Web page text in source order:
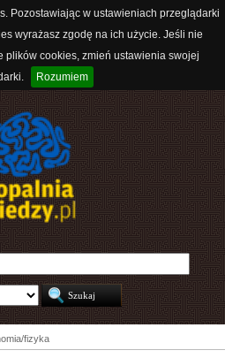
Pozostawiając w ustawieniach przeglądarki
wyrażasz zgodę na ich użycie. Jeśli nie
plików cookies, zmień ustawienia swojej
Rozumiem
fizyka